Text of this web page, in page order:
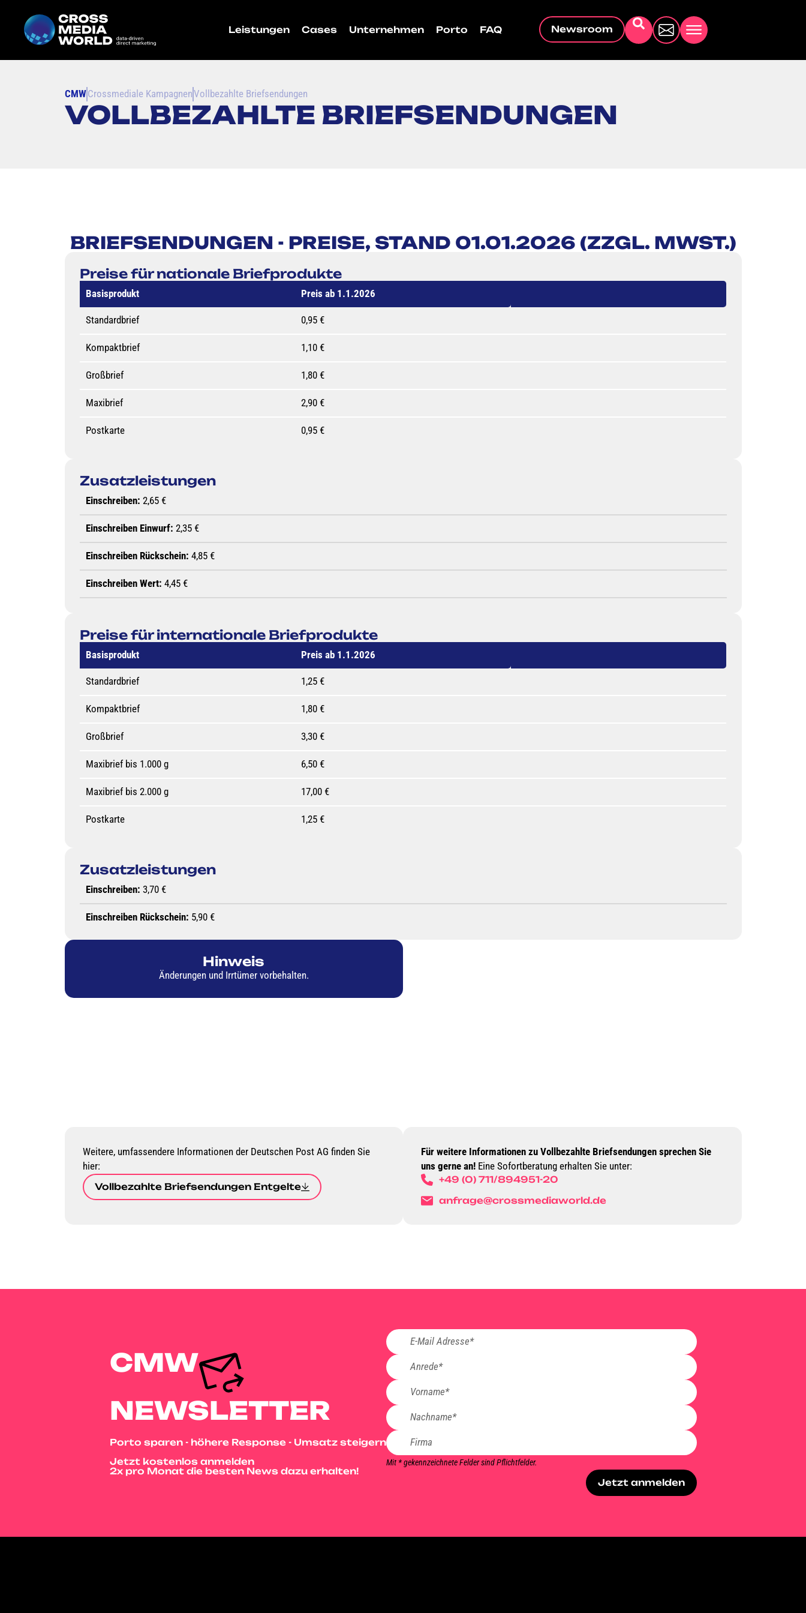
Leistungen Cases Unternehmen Porto FAQ Newsroom
CMWCrossmediale KampagnenVollbezahlte Briefsendungen
VOLLBEZAHLTE BRIEFSENDUNGEN
BRIEFSENDUNGEN - PREISE, STAND 01.01.2026 (ZZGL. MWST.)
Preise für nationale Briefprodukte
Basisprodukt Preis ab 1.1.2026
Standardbrief 0,95 €
Kompaktbrief 1,10 €
Großbrief 1,80 €
Maxibrief 2,90 €
Postkarte 0,95 €
Zusatzleistungen
Einschreiben: 2,65 €
Einschreiben Einwurf: 2,35 €
Einschreiben Rückschein: 4,85 €
Einschreiben Wert: 4,45 €
Preise für internationale Briefprodukte
Basisprodukt Preis ab 1.1.2026
Standardbrief 1,25 €
Kompaktbrief 1,80 €
Großbrief 3,30 €
Maxibrief bis 1.000 g 6,50 €
Maxibrief bis 2.000 g 17,00 €
Postkarte 1,25 €
Zusatzleistungen
Einschreiben: 3,70 €
Einschreiben Rückschein: 5,90 €
Hinweis
Änderungen und Irrtümer vorbehalten.
Weitere, umfassendere Informationen der Deutschen Post AG finden Sie
hier:
Vollbezahlte Briefsendungen Entgelte
Für weitere Informationen zu Vollbezahlte Briefsendungen sprechen Sie
uns gerne an! Eine Sofortberatung erhalten Sie unter:
+49 (0) 711/894951-20
anfrage@crossmediaworld.de
CMW
NEWSLETTER
Porto sparen - höhere Response - Umsatz steigern
Jetzt kostenlos anmelden
2x pro Monat die besten News dazu erhalten!
Mit * gekennzeichnete Felder sind Pflichtfelder.
Jetzt anmelden